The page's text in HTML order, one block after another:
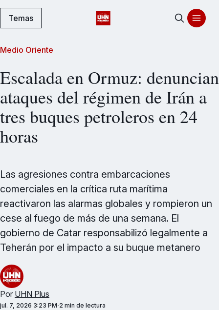
Temas
Medio Oriente
Escalada en Ormuz: denuncian
ataques del régimen de Irán a
tres buques petroleros en 24
horas
Las agresiones contra embarcaciones
comerciales en la crítica ruta marítima
reactivaron las alarmas globales y rompieron un
cese al fuego de más de una semana. El
gobierno de Catar responsabilizó legalmente a
Teherán por el impacto a su buque metanero
Por UHN Plus
jul. 7, 2026 3:23 PM 2 min de lectura